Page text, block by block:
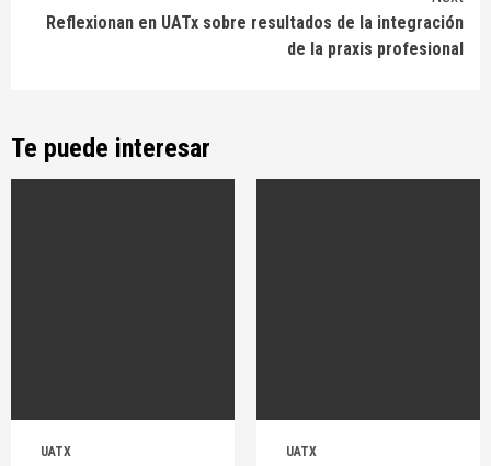
Reflexionan en UATx sobre resultados de la integración
de la praxis profesional
Te puede interesar
UATX UATX